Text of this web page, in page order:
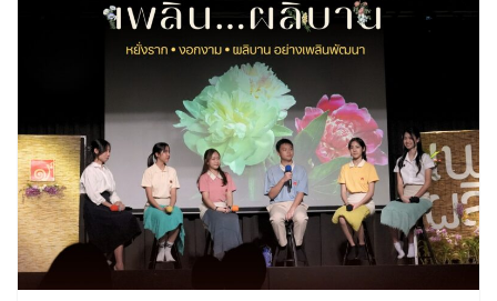
พร้อม ๆ กัน